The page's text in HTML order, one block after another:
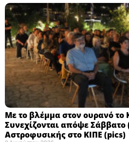
Με το βλέμμα στον ουρανό το
Συνεχίζονται απόψε Σάββατο
Αστροφυσικής στο ΚΙΠΕ (pics)